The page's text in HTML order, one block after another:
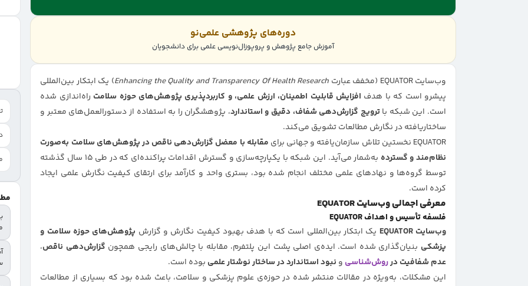
دوره‌های پژوهشی علمی‌نو
آموزش جامع پژوهش و پروپوزال‌نویسی علمی برای دانشجویان
وب‌سایت EQUATOR (مخفف عبارت Enhancing the Quality and Transparency Of Health Research) یک ابتکار بین‌المللی
پیشرو است که با هدف افزایش قابلیت اطمینان، ارزش علمی، و کاربردپذیری پژوهش‌های حوزه سلامت راه‌اندازی شده
است. این شبکه باترویج گزارش‌دهی شفاف، دقیق و استاندارد، پژوهشگران را به استفاده از دستورالعمل‌های معتبر و
ساختاریافته در نگارش مطالعات تشویق می‌کند.
EQUATOR نخستین تلاش سازمان‌یافته و جهانی برای
مقابله با معضل گزارش‌دهی ناقص در پژوهش‌های سلامت به‌صورت
نظام‌مند و گسترده
به‌شمار می‌آید. این شبکه با یکپارچه‌سازی و گسترش اقدامات پراکنده‌ای که در طی ۱۵ سال گذشته
توسط گروه‌ها و نهادهای علمی مختلف انجام شده بود، بستری واحد و کارآمد برای ارتقای کیفیت نگارش علمی ایجاد
کرده است.
معرفی اجمالی وب‌سایت EQUATOR
فلسفه تأسیس و اهداف EQUATOR
وب‌سایت EQUATOR
یک ابتکار بین‌المللی است که با هدف بهبود کیفیت نگارش و گزارش پژوهش‌های حوزه سلامت و
پزشکی بنیان‌گذاری شده است. ایده‌ی اصلی پشت این پلتفرم، مقابله با چالش‌های رایجی همچون گزارش‌دهی ناقص،
عدم شفافیت درروش‌شناسی و نبود استاندارد در ساختار نوشتار علمی بوده است.
این مشکلات، به‌ویژه در مقالات منتشر شده در حوزه‌ی علوم پزشکی و سلامت، باعث شده بود که بسیاری از مطالعات